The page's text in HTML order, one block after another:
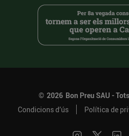
© 2026 Bon Preu SAU -
Condicions d’ús
Política de